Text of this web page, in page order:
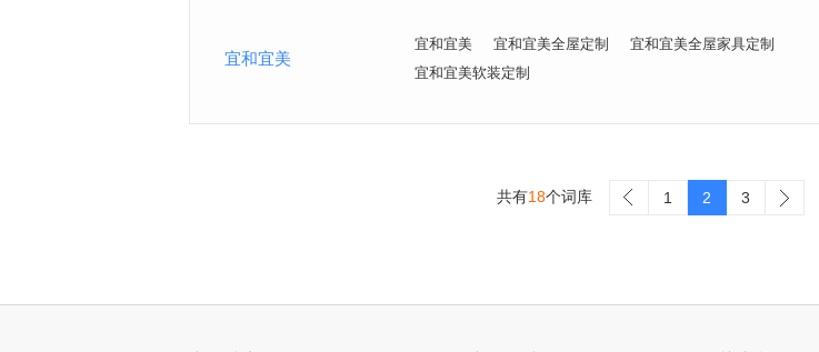
宜和宜美
宜和宜美 宜和宜美全屋定制
宜和宜美全屋家具定制
宜和宜美软装定制
共有18个词库 1 2 3